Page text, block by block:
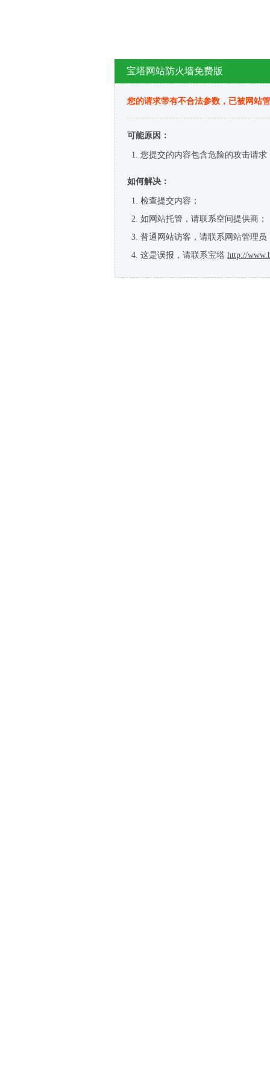
宝塔网站防火墙免费版
您的请求带有不合法参数，已被网站
可能原因：
您提交的内容包含危险的攻击请求
如何解决：
检查提交内容；
如网站托管，请联系空间提供商；
普通网站访客，请联系网站管理员
这是误报，请联系宝塔 http://